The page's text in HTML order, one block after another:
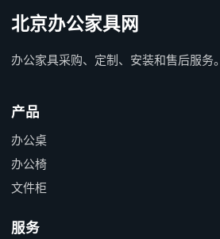
北京办公家具网
办公家具采购、定制、安装和售后服务。
产品
办公桌
办公椅
文件柜
服务